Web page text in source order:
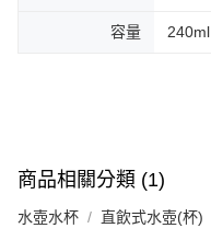
容量 240ml
商品相關分類 (1)
水壺水杯 直飲式水壺(杯)